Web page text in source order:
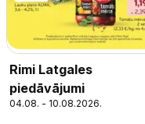
Rimi Latgales
piedāvājumi
04.08. - 10.08.2026.